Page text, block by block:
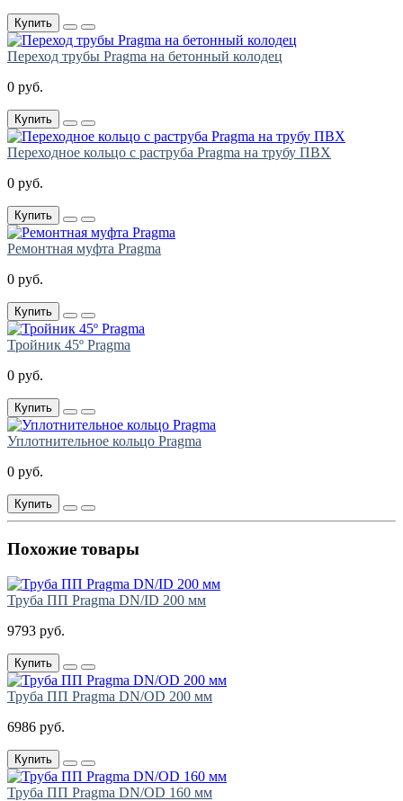
Купить
Переход трубы Pragma на бетонный колодец
0 руб.
Купить
Переходное кольцо с раструба Pragma на трубу ПВХ
0 руб.
Купить
Ремонтная муфта Pragma
0 руб.
Купить
Тройник 45º Pragma
0 руб.
Купить
Уплотнительное кольцо Pragma
0 руб.
Купить
Похожие товары
Труба ПП Pragma DN/ID 200 мм
9793 руб.
Купить
Труба ПП Pragma DN/OD 200 мм
6986 руб.
Купить
Труба ПП Pragma DN/OD 160 мм